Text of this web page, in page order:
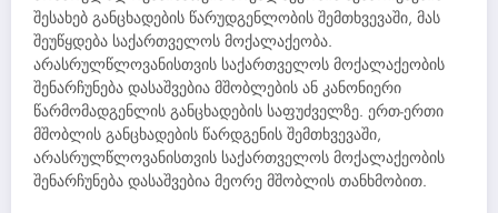
შესახებ განცხადების წარუდგენლობის შემთხვევაში, მას
შეუწყდება საქართველოს მოქალაქეობა.
არასრულწლოვანისთვის საქართველოს მოქალაქეობის
შენარჩუნება დასაშვებია მშობლების ან კანონიერი
წარმომადგენლის განცხადების საფუძველზე. ერთ-ერთი
მშობლის განცხადების წარდგენის შემთხვევაში,
არასრულწლოვანისთვის საქართველოს მოქალაქეობის
შენარჩუნება დასაშვებია მეორე მშობლის თანხმობით.